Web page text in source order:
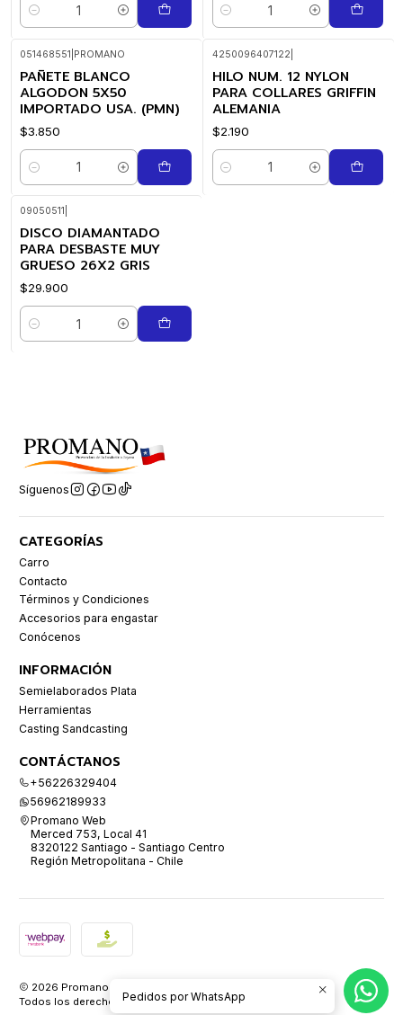
Cantidad Cantidad
051468551 PROMANO
PAÑETE BLANCO
ALGODON 5X50
IMPORTADO USA. (PMN)
$3.850
Cantidad
4250096407122
HILO NUM. 12 NYLON
PARA COLLARES GRIFFIN
ALEMANIA
$2.190
Cantidad
09050511
DISCO DIAMANTADO
PARA DESBASTE MUY
GRUESO 26X2 GRIS
$29.900
Cantidad
Síguenos
CATEGORÍAS
Carro
Contacto
Términos y Condiciones
Accesorios para engastar
Conócenos
INFORMACIÓN
Semielaborados Plata
Herramientas
Casting Sandcasting
CONTÁCTANOS
+56226329404
56962189933
Promano Web
Merced 753, Local 41
8320122 Santiago - Santiago Centro
Región Metropolitana - Chile
2026 Promano.
Todos los derechos reservados. Desarrollado por Jumpseller
Pedidos por WhatsApp